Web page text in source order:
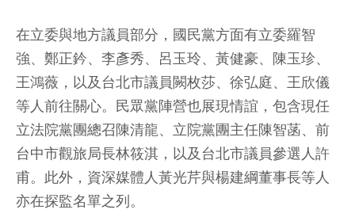
在立委與地方議員部分，國民黨方面有立委羅智
強、鄭正鈐、李彥秀、呂玉玲、黃健豪、陳玉珍、
王鴻薇，以及台北市議員闕枚莎、徐弘庭、王欣儀
等人前往關心。民眾黨陣營也展現情誼，包含現任
立法院黨團總召陳清龍、立院黨團主任陳智菡、前
台中市觀旅局長林筱淇，以及台北市議員參選人許
甫。此外，資深媒體人黃光芹與楊建綱董事長等人
亦在探監名單之列。